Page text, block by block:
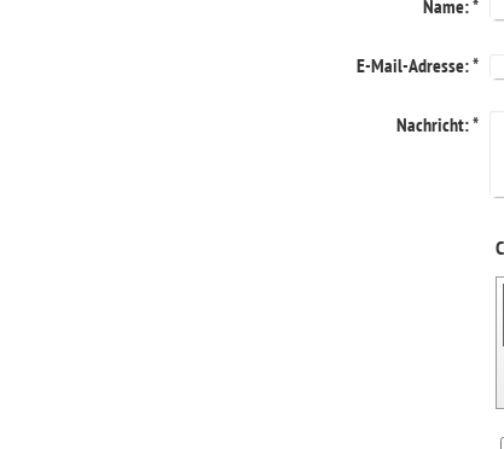
Name:*
E-Mail-Adresse:*
Nachricht:*